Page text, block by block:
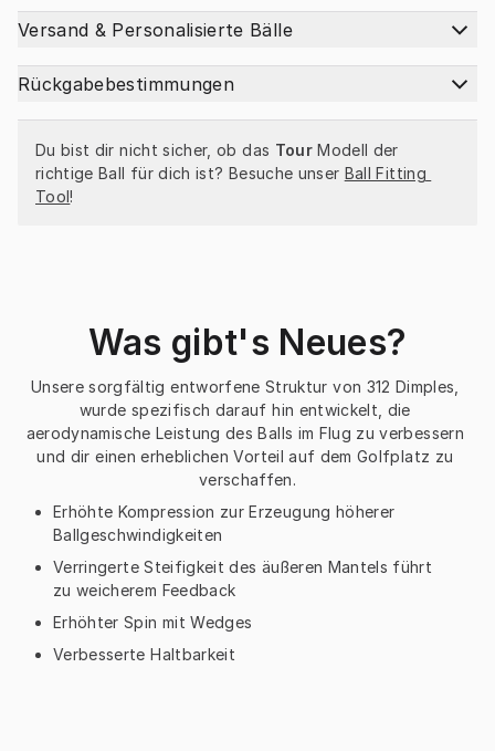
Versand & Personalisierte Bälle
Rückgabebestimmungen
Du bist dir nicht sicher, ob das Tour Modell der
richtige Ball für dich ist? Besuche unser Ball Fitting
Tool!
Was gibt's Neues?
Unsere sorgfältig entworfene Struktur von 312 Dimples,
wurde spezifisch darauf hin entwickelt, die
aerodynamische Leistung des Balls im Flug zu verbessern
und dir einen erheblichen Vorteil auf dem Golfplatz zu
verschaffen.
Erhöhte Kompression zur Erzeugung höherer
Ballgeschwindigkeiten
Verringerte Steifigkeit des äußeren Mantels führt
zu weicherem Feedback
Erhöhter Spin mit Wedges
Verbesserte Haltbarkeit